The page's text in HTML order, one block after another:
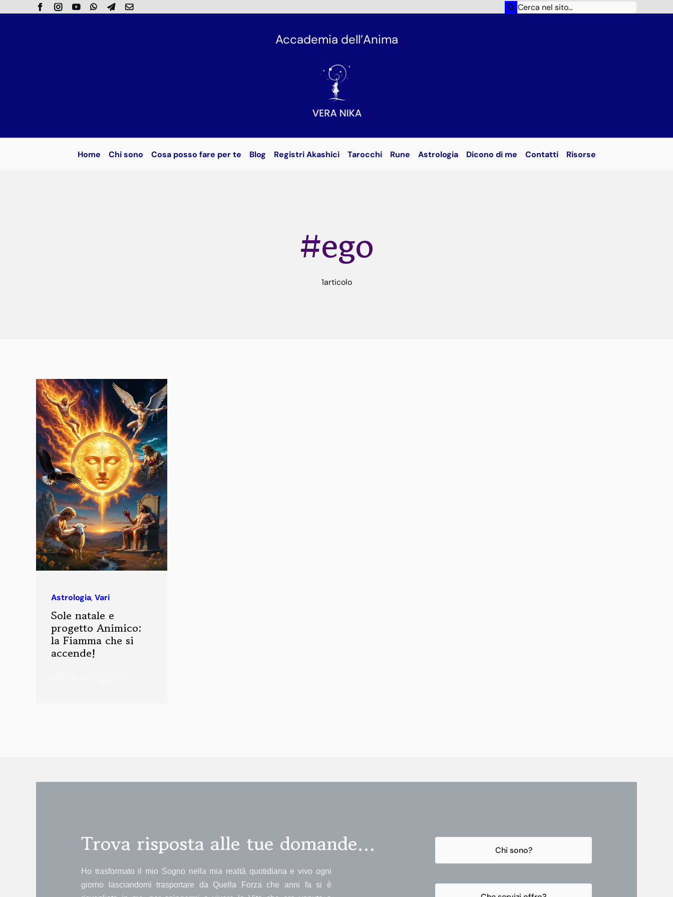
Cerca
Accademia dell’Anima
Home Chi sono Cosa posso fare per te Blog Registri Akashici Tarocchi Rune Astrologia Dicono di me Contatti Risorse
#ego
1articolo
Astrologia,Vari
Sole natale e
progetto Animico:
la Fiamma che si
accende!
Trova risposta alle tue domande…
Ho trasformato il mio Sogno nella mia realtà quotidiana e vivo ogni
giorno lasciandomi trasportare da Quella Forza che anni fa si è
Chi sono?